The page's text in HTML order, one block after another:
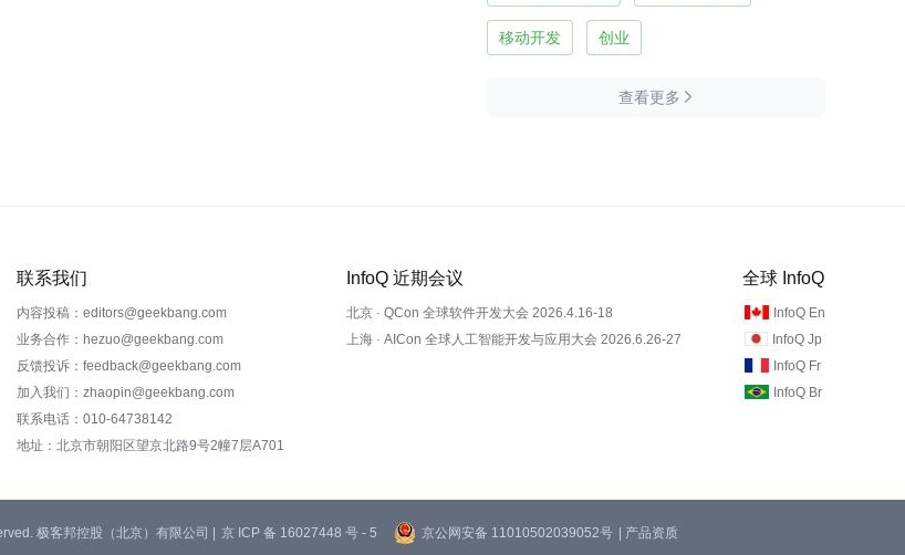
移动开发 创业
查看更多 
联系我们
内容投稿：editors@geekbang.com
业务合作：hezuo@geekbang.com
反馈投诉：feedback@geekbang.com
加入我们：zhaopin@geekbang.com
联系电话：010-64738142
地址：北京市朝阳区望京北路9号2幢7层A701
InfoQ 近期会议
北京 · QCon 全球软件开发大会 2026.4.16-18
上海 · AICon 全球人工智能开发与应用大会 2026.6.26-27
全球 InfoQ
InfoQ En
InfoQ Jp
InfoQ Fr
InfoQ Br
极客邦控股（北京）有限公司 | 京 ICP 备 16027448 号 - 5 京公网安备 11010502039052号 | 产品资质